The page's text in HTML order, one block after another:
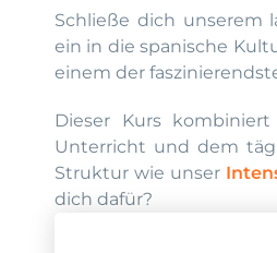
Schließe dich unserem
ein in die spanische
einem der
Dieser Kurs kombiniert
Unterricht und dem
Struktur wie unser
dich dafür?